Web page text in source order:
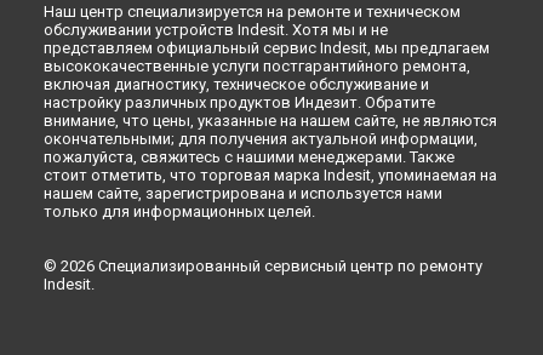
Наш центр специализируется на ремонте и техническом
обслуживании устройств Indesit. Хотя мы и не
представляем официальный сервис Indesit, мы предлагаем
высококачественные услуги постгарантийного ремонта,
включая диагностику, техническое обслуживание и
настройку различных продуктов Индезит. Обратите
внимание, что цены, указанные на нашем сайте, не являются
окончательными; для получения актуальной информации,
пожалуйста, свяжитесь с нашими менеджерами. Также
стоит отметить, что торговая марка Indesit, упоминаемая на
нашем сайте, зарегистрирована и используется нами
только для информационных целей.
© 2026 Специализированный сервисный центр по ремонту
Indesit.